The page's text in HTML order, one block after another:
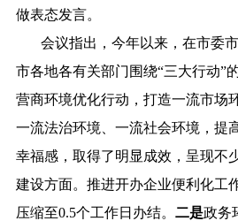
做表态发言。
会议指出，今年以来，在市委市
市各地各有关部门围绕“三大行动”
营商环境优化行动，打造一流市场
一流法治环境、一流社会环境，提
幸福感，取得了明显成效，呈现不
建设方面。推进开办企业便利化工
压缩至0.5个工作日办结。 二是政务